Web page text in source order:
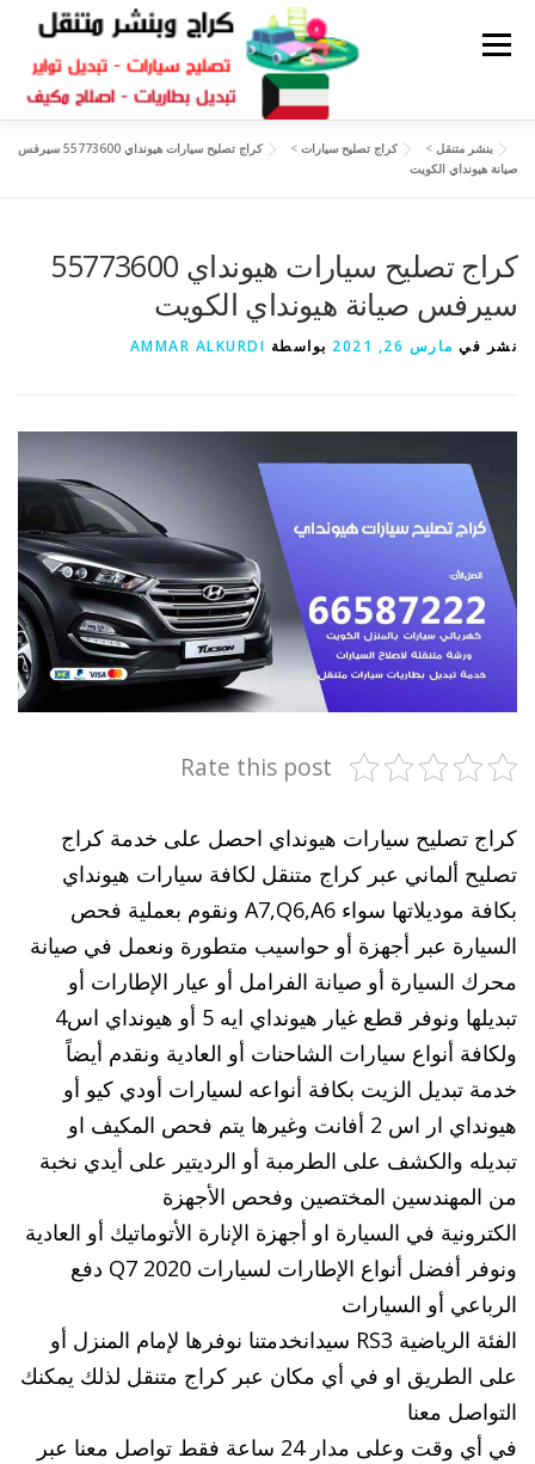
القائمة
كراج متنقل
بنشر متنقل سكراب قطع غيار
بنشر متنقل > كراج تصليح سيارات >
كراج تصليح سيارات هيونداي 55773600 سيرفس
صيانة هيونداي الكويت
كراج تصليح سيارات هيونداي 55773600
سيرفس صيانة هيونداي الكويت
نشر في مارس 26, 2021 بواسطة AMMAR ALKURDI
Rate this post
كراج تصليح سيارات هيونداي احصل على خدمة كراج
تصليح ألماني عبر كراج متنقل لكافة سيارات هيونداي
بكافة موديلاتها سواء A7,Q6,A6 ونقوم بعملية فحص
السيارة عبر أجهزة أو حواسيب متطورة ونعمل في صيانة
محرك السيارة أو صيانة الفرامل أو عيار الإطارات أو
تبديلها ونوفر قطع غيار هيونداي ايه 5 أو هيونداي اس4
ولكافة أنواع سيارات الشاحنات أو العادية ونقدم أيضاً
خدمة تبديل الزيت بكافة أنواعه لسيارات أودي كيو أو
هيونداي ار اس 2 أفانت وغيرها يتم فحص المكيف او
تبديله والكشف على الطرمبة أو الرديتير على أيدي نخبة
من المهندسين المختصين وفحص الأجهزة
الكترونية في السيارة او أجهزة الإنارة الأتوماتيك أو العادية
ونوفر أفضل أنواع الإطارات لسيارات Q7 2020 دفع
الرباعي أو السيارات
الفئة الرياضية RS3 سيدانخدمتنا نوفرها لإمام المنزل أو
على الطريق او في أي مكان عبر كراج متنقل لذلك يمكنك
التواصل معنا
في أي وقت وعلى مدار 24 ساعة فقط تواصل معنا عبر